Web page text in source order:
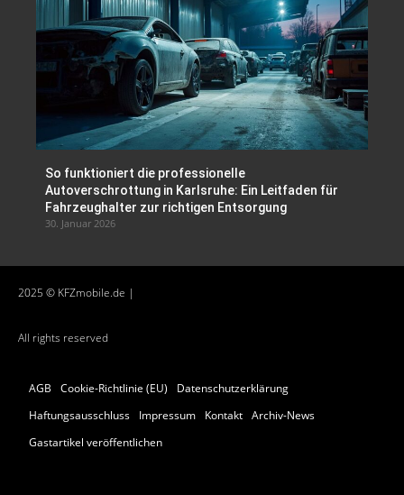
So funktioniert die professionelle
Autoverschrottung in Karlsruhe: Ein Leitfaden für
Fahrzeughalter zur richtigen Entsorgung
30. Januar 2026
2025 © KFZmobile.de |
All rights reserved
AGB Cookie-Richtlinie (EU)
Datenschutzerklärung
Haftungsausschluss
Impressum Kontakt Archiv-News
Gastartikel veröffentlichen